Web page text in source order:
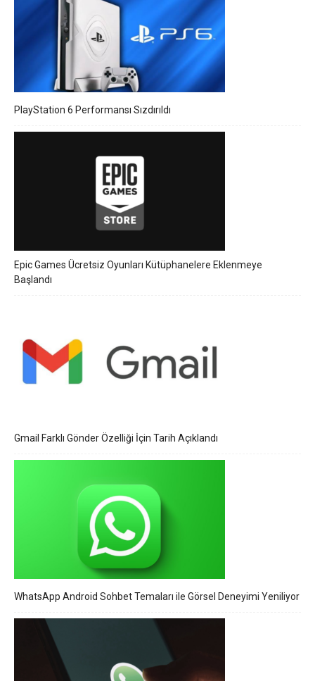
PlayStation 6 Performansı Sızdırıldı
Epic Games Ücretsiz Oyunları Kütüphanelere Eklenmeye
Başlandı
Gmail Farklı Gönder Özelliği İçin Tarih Açıklandı
WhatsApp Android Sohbet Temaları ile Görsel Deneyimi Yeniliyor